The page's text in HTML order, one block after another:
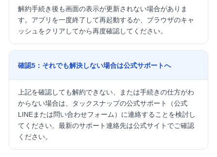
解約手続き後も画面の表示が更新されない場合がありま
す。アプリを一度終了して再起動するか、ブラウザのキャ
ッシュをクリアしてから再度確認してください。
確認5：それでも解決しない場合は公式サポートへ
上記を確認しても解約できない、または手続きの仕方がわ
からない場合は、タックスナップの公式サポート（公式
LINEまたは問い合わせフォーム）に連絡することを検討し
てください。最新のサポート連絡先は公式サイトでご確認
ください。